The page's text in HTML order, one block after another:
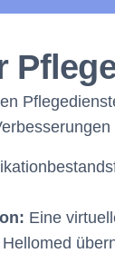
Eine